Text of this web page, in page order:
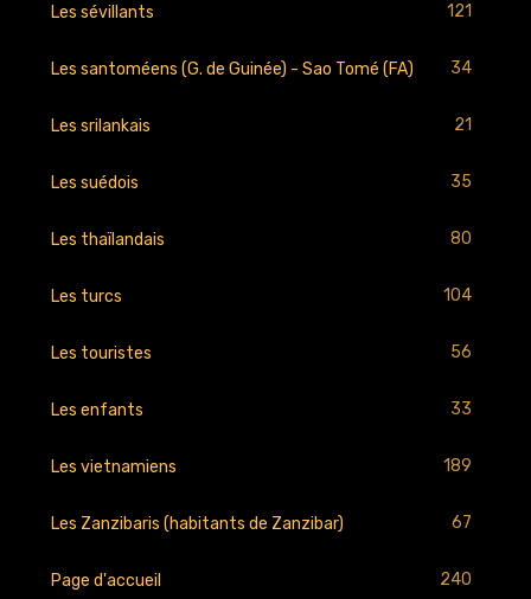
Les sévillants 121
Les santoméens (G. de Guinée) - Sao Tomé (FA) 34
Les srilankais 21
Les suédois 35
Les thaïlandais 80
Les turcs 104
Les touristes 56
Les enfants 33
Les vietnamiens 189
Les Zanzibaris (habitants de Zanzibar) 67
Page d'accueil 240